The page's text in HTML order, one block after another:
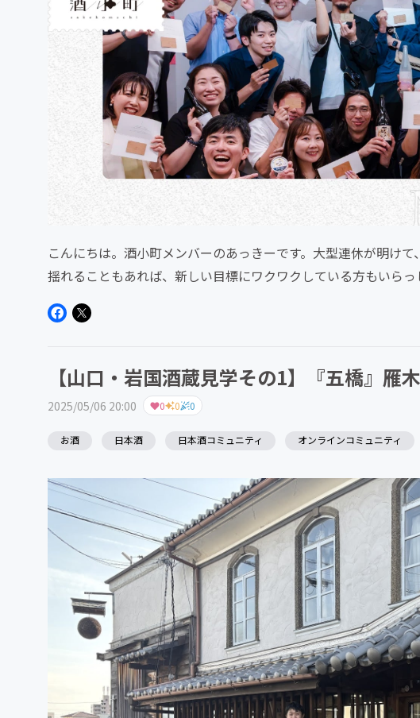
こんにちは。酒小町メンバーのあっきーです。大型連休が明け
揺れることもあれば、新しい目標にワクワクしている方もいら
んのイベントを開催しました...
【山口・岩国酒蔵見学その1】『五橋』雁
2025/05/06 20:00 0 0 0
お酒 日本酒 日本酒コミュニティ オンラインコミュニティ